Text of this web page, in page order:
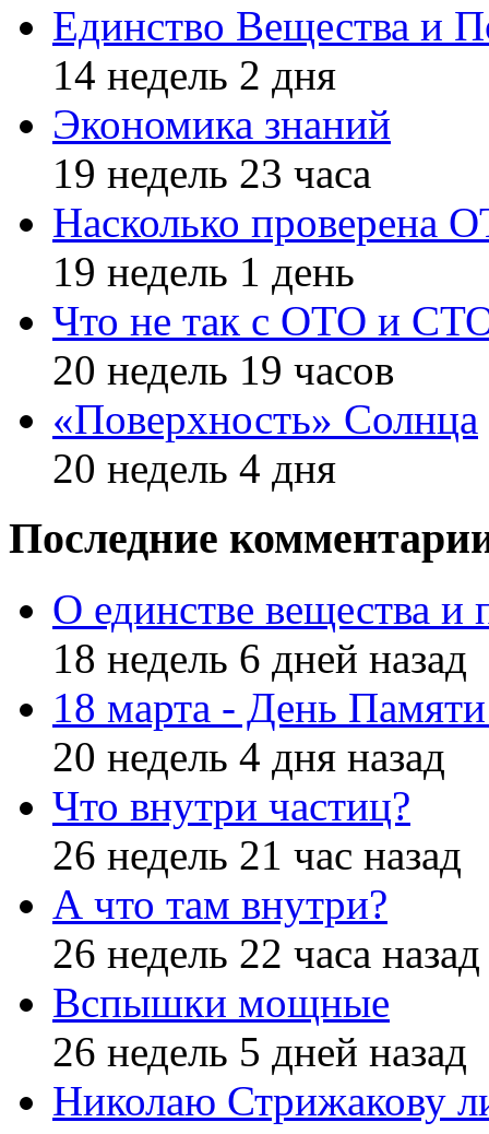
Единство Вещества и
14 недель 2 дня
Экономика знаний
19 недель 23 часа
Насколько проверена
19 недель 1 день
Что не так с ОТО и
20 недель 19 часов
«Поверхность» Солнца
20 недель 4 дня
Последние
О единстве вещества и
18 недель 6 дней назад
18 марта - День
20 недель 4 дня назад
Что внутри частиц?
26 недель 21 час назад
А что там внутри?
26 недель 22 часа назад
Вспышки мощные
26 недель 5 дней назад
Николаю Стрижакову